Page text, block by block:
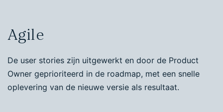
Agile
De user stories zijn uitgewerkt en door de Product
Owner geprioriteerd in de roadmap, met een snelle
oplevering van de nieuwe versie als resultaat.